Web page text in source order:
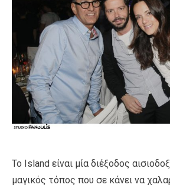
Το Island είναι μία διέξοδος
μαγικός τόπος που σε κάνει να